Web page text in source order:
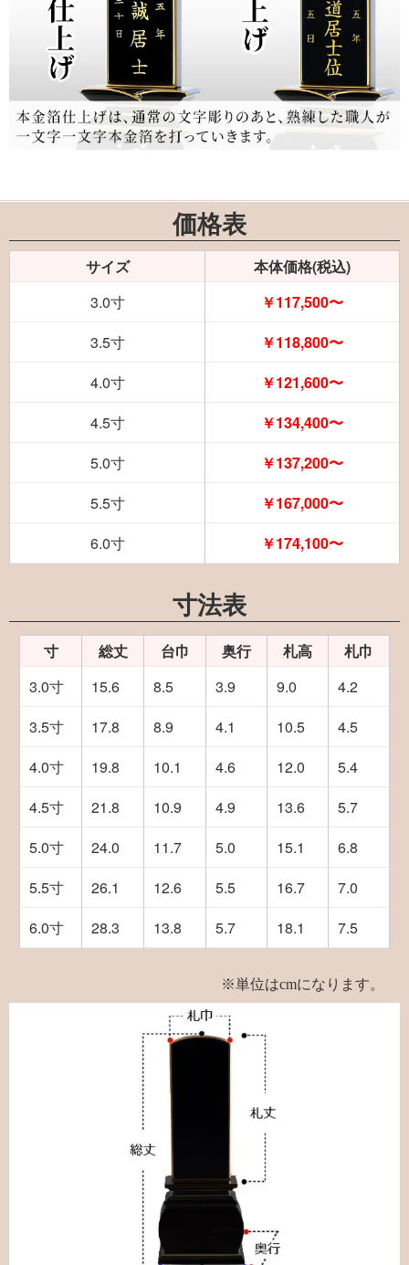
価格表
サイズ
本体価格(税込)
3.0寸
￥117,500〜
3.5寸
￥118,800〜
4.0寸
￥121,600〜
4.5寸
￥134,400〜
5.0寸
￥137,200〜
5.5寸
￥167,000〜
6.0寸
￥174,100〜
寸法表
寸 総丈 台巾 奥行 札高
札巾
3.0寸
15.6 8.5 3.9 9.0
4.2
3.5寸
17.8 8.9 4.1 10.5
4.5
4.0寸
19.8 10.1 4.6 12.0
5.4
4.5寸
21.8 10.9 4.9 13.6
5.7
5.0寸
24.0 11.7 5.0 15.1
6.8
5.5寸
26.1 12.6 5.5 16.7
7.0
6.0寸
28.3 13.8 5.7 18.1 7.5
※単位はcmになります。